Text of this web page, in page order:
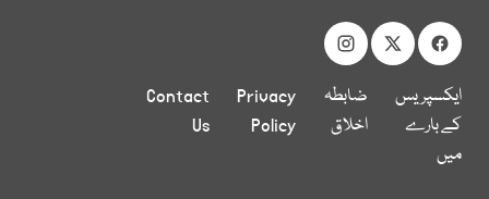
ایکسپریس
کے بارے
میں
ضابطہ
اخلاق
Privacy
Policy
Contact
Us